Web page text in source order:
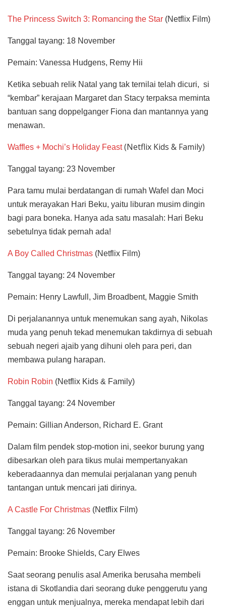
The Princess Switch 3: Romancing the Star (Netflix Film)
Tanggal tayang: 18 November
Pemain: Vanessa Hudgens, Remy Hii
Ketika sebuah relik Natal yang tak ternilai telah dicuri, si
“kembar” kerajaan Margaret dan Stacy terpaksa meminta
bantuan sang doppelganger Fiona dan mantannya yang
menawan.
Waffles + Mochi’s Holiday Feast (Netflix Kids & Family)
Tanggal tayang: 23 November
Para tamu mulai berdatangan di rumah Wafel dan Moci
untuk merayakan Hari Beku, yaitu liburan musim dingin
bagi para boneka. Hanya ada satu masalah: Hari Beku
sebetulnya tidak pernah ada!
A Boy Called Christmas (Netflix Film)
Tanggal tayang: 24 November
Pemain: Henry Lawfull, Jim Broadbent, Maggie Smith
Di perjalanannya untuk menemukan sang ayah, Nikolas
muda yang penuh tekad menemukan takdirnya di sebuah
sebuah negeri ajaib yang dihuni oleh para peri, dan
membawa pulang harapan.
Robin Robin (Netflix Kids & Family)
Tanggal tayang: 24 November
Pemain: Gillian Anderson, Richard E. Grant
Dalam film pendek stop-motion ini, seekor burung yang
dibesarkan oleh para tikus mulai mempertanyakan
keberadaannya dan memulai perjalanan yang penuh
tantangan untuk mencari jati dirinya.
A Castle For Christmas (Netflix Film)
Tanggal tayang: 26 November
Pemain: Brooke Shields, Cary Elwes
Saat seorang penulis asal Amerika berusaha membeli
istana di Skotlandia dari seorang duke penggerutu yang
enggan untuk menjualnya, mereka mendapat lebih dari